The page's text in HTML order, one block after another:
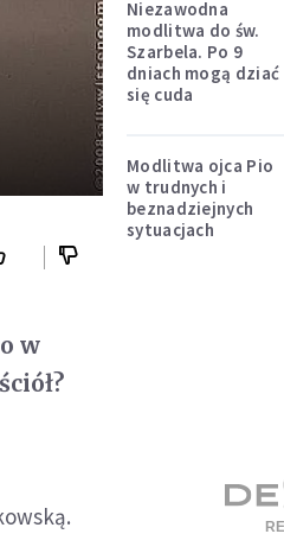
w
Niezawodna
modlitwa do św.
Szarbela. Po 9
dniach mogą dziać
się cuda
Modlitwa ojca Pio
w trudnych i
beznadziejnych
sytuacjach